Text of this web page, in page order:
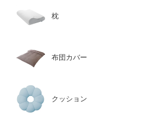
枕
布団カバー
クッション